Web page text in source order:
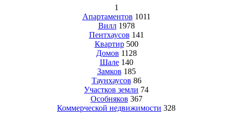
1
Апартаментов 1011
Вилл 1978
Пентхаусов 141
Квартир 500
Домов 1128
Шале 140
Замков 185
Таунхаусов 86
Участков земли 74
Особняков 367
Коммерческой недвижимости 328